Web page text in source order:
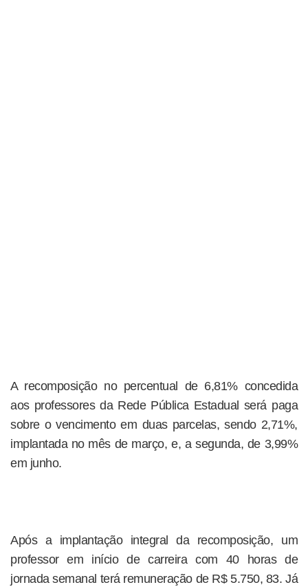
A recomposição no percentual de 6,81% concedida
aos professores da Rede Pública Estadual será paga
sobre o vencimento em duas parcelas, sendo 2,71%,
implantada no mês de março, e, a segunda, de 3,99%
em junho.
Após a implantação integral da recomposição, um
professor em início de carreira com 40 horas de
jornada semanal terá remuneração de R$ 5.750, 83. Já